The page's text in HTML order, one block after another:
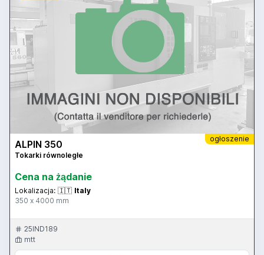
ogłoszenie
ALPIN 350
Tokarki równoległe
Cena na żądanie
Lokalizacja: 🇮🇹 Italy
350 x 4000 mm
25IND189
mtt